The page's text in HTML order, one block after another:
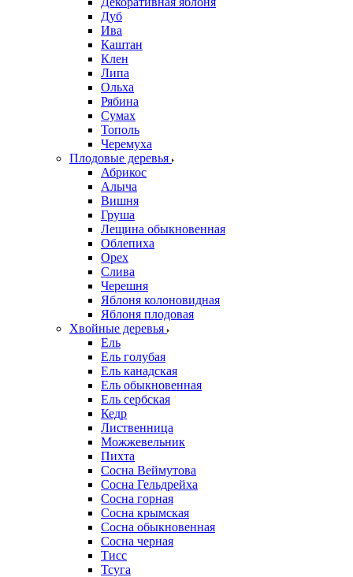
Дуб
Ива
Каштан
Клен
Липа
Ольха
Рябина
Сумах
Тополь
Черемуха
Плодовые деревья
Абрикос
Алыча
Вишня
Груша
Лещина обыкновенная
Облепиха
Орех
Слива
Черешня
Яблоня колоновидная
Яблоня плодовая
Хвойные деревья
Ель
Ель голубая
Ель канадская
Ель обыкновенная
Ель сербская
Кедр
Лиственница
Можжевельник
Пихта
Сосна Веймутова
Сосна Гельдрейха
Сосна горная
Сосна крымская
Сосна обыкновенная
Сосна черная
Тисс
Тсуга